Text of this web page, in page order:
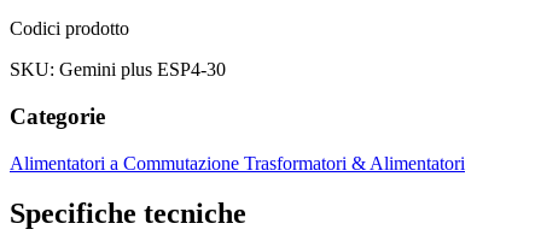
Codici prodotto
SKU: Gemini plus ESP4-30
Categorie
Alimentatori a Commutazione Trasformatori & Alimentatori
Specifiche tecniche